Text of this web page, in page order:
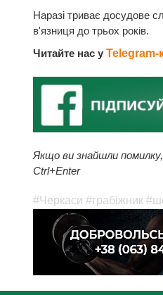
Наразі триває досудове
в'язниця до трьох років.
Читайте нас у Telegram-
Якщо ви знайшли
Ctrl+Enter
#Черкаси #грабіжник